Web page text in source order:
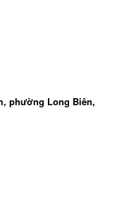
phường Long Biên,